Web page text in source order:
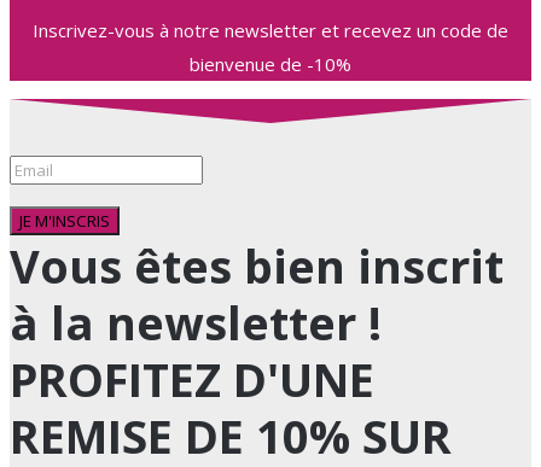
Inscrivez-vous à notre newsletter et recevez un code de
bienvenue de -10%
JE M'INSCRIS
Vous êtes bien inscrit
à la newsletter !
PROFITEZ D'UNE
REMISE DE 10% SUR